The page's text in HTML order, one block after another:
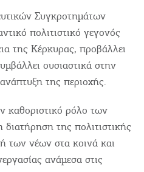
Συγκροτημάτων
πολιτιστικό γεγονός
της Κέρκυρας, προβάλλει
ουσιαστικά στην
της περιοχής.
καθοριστικό ρόλο των
της πολιτιστικής
των νέων στα κοινά και
ανάμεσα στις
πως
Μοναδικός μας σκοπός
χρηστών μας.
συμφωνείτε στη χρήση